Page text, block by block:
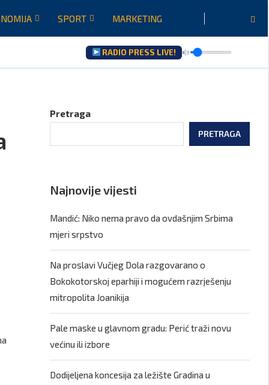
SPORT MARKETING
saradnje govoriće...
RADIO PRESS LIVE!
Pretraga
PRETRAGA
Najnovije vijesti
Mandić: Niko nema pravo da ovdašnjim Srbima
mjeri srpstvo
Na proslavi Vučjeg Dola razgovarano o
Bokokotorskoj eparhiji i mogućem razrješenju
mitropolita Joanikija
Pale maske u glavnom gradu: Perić traži novu
većinu ili izbore
Dodijeljena koncesija za ležište Gradina u